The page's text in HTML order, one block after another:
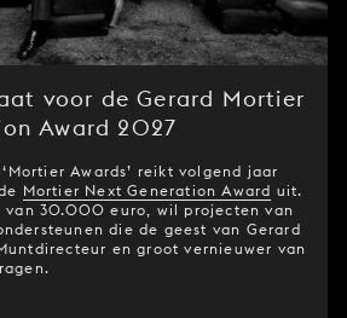
voor de Gerard Mortier
Award 2027
Awards’ reikt volgend jaar
Mortier Next Generation Award uit.
van 30.000 euro, wil projecten van
die de geest van Gerard
en groot vernieuwer van